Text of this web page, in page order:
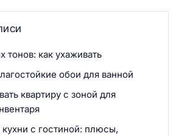
тонов: как ухаживать
обои для ванной
квартиру с зоной для
с гостиной: плюсы,